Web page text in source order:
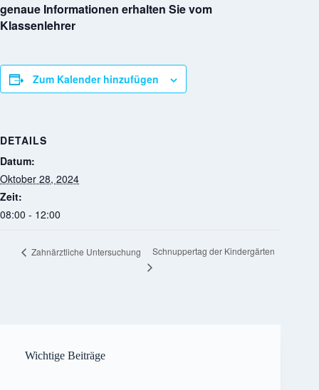
genaue Informationen erhalten Sie vom
Klassenlehrer
Zum Kalender hinzufügen
DETAILS
Datum:
Oktober 28, 2024
Zeit:
08:00 - 12:00
Zahnärztliche Untersuchung Schnuppertag der Kindergärten
Wichtige Beiträge